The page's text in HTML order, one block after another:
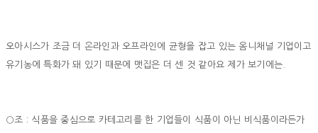
오아시스가 조금 더 온라인과 오프라인에 균형을 잡고 있는 옴니채널 기업이고
유기농에 특화가 돼 있기 때문에 맷집은 더 센 것 같아요 제가 보기에는.
○조 : 식품을 중심으로 카테고리를 한 기업들이 식품이 아닌 비식품이라든가